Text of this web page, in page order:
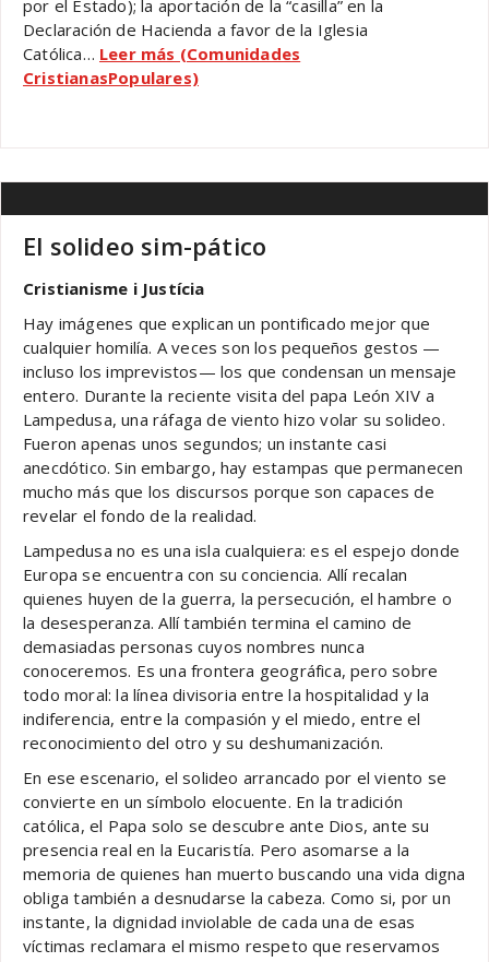
por el Estado); la aportación de la “casilla” en la
Declaración de Hacienda a favor de la Iglesia
Católica… Leer más (Comunidades
CristianasPopulares)
El solideo sim-pático
Cristianisme i Justícia
Hay imágenes que explican un pontificado mejor que
cualquier homilía. A veces son los pequeños gestos —
incluso los imprevistos— los que condensan un mensaje
entero. Durante la reciente visita del papa León XIV a
Lampedusa, una ráfaga de viento hizo volar su solideo.
Fueron apenas unos segundos; un instante casi
anecdótico. Sin embargo, hay estampas que permanecen
mucho más que los discursos porque son capaces de
revelar el fondo de la realidad.
Lampedusa no es una isla cualquiera: es el espejo donde
Europa se encuentra con su conciencia. Allí recalan
quienes huyen de la guerra, la persecución, el hambre o
la desesperanza. Allí también termina el camino de
demasiadas personas cuyos nombres nunca
conoceremos. Es una frontera geográfica, pero sobre
todo moral: la línea divisoria entre la hospitalidad y la
indiferencia, entre la compasión y el miedo, entre el
reconocimiento del otro y su deshumanización.
En ese escenario, el solideo arrancado por el viento se
convierte en un símbolo elocuente. En la tradición
católica, el Papa solo se descubre ante Dios, ante su
presencia real en la Eucaristía. Pero asomarse a la
memoria de quienes han muerto buscando una vida digna
obliga también a desnudarse la cabeza. Como si, por un
instante, la dignidad inviolable de cada una de esas
víctimas reclamara el mismo respeto que reservamos